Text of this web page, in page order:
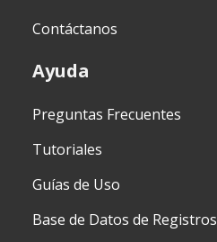
Contáctanos
Ayuda
Preguntas Frecuentes
Tutoriales
Guías de Uso
Base de Datos de Registros